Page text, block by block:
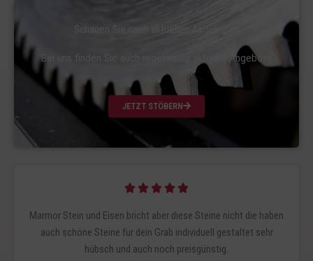
v
o
n
Bei uns finden Sie auch regelmäßig aktuelle Angebote
JETZT STÖBERN
    
w
e
r
Marmor Stein und Eisen bricht aber diese Steine nicht die haben
auch schöne Steine für dein Grab individuell gestaltet sehr
hübsch und auch noch preisgünstig.